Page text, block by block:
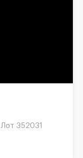
Лот 352031